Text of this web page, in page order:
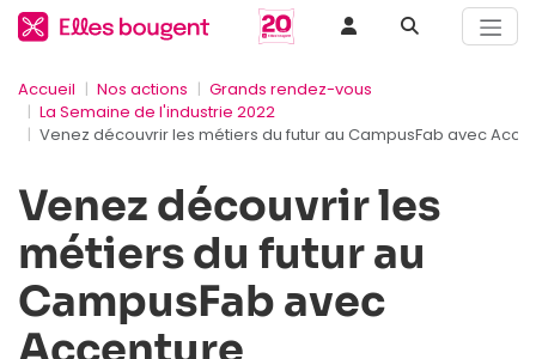
Accueil Nos actions
Grands rendez-vous
La Semaine de l'industrie 2022
Venez découvrir les métiers du futur au CampusFab avec
Venez découvrir les
métiers du futur au
CampusFab avec